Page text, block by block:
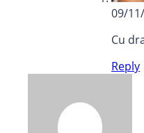
09/
Cu
Reply